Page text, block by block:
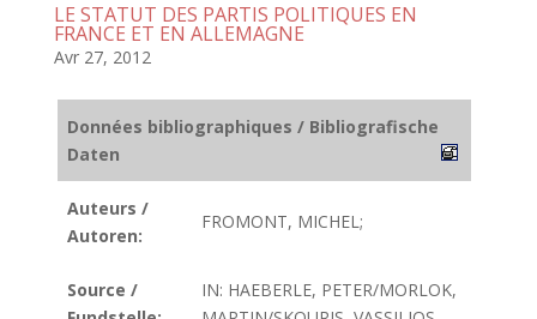
LE STATUT DES PARTIS POLITIQUES EN
FRANCE ET EN ALLEMAGNE
Avr 27, 2012
Données bibliographiques / Bibliografische
Daten
Auteurs /
Autoren:
FROMONT, MICHEL;
Source /
IN: HAEBERLE, PETER/MORLOK,